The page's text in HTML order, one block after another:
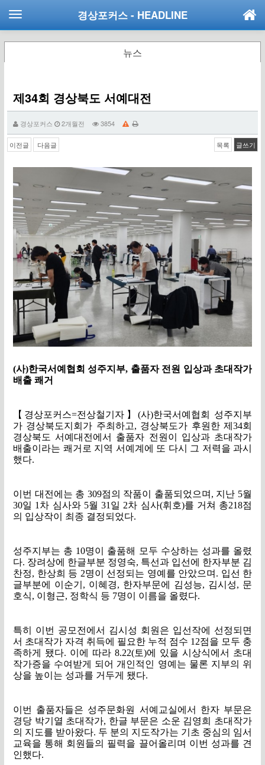
경상포커스 - HEADLINE
뉴스
제34회 경상북도 서예대전
경상포커스 2개월전 3854
이전글 다음글 목록 글쓰기
(사)한국서예협회 성주지부, 출품자 전원 입상과 초대작가
배출 쾌거
【 경상포커스=전상철기자 】 (사)한국서예협회 성주지부
가 경상북도지회가 주최하고, 경상북도가 후원한 제34회
경상북도 서예대전에서 출품자 전원이 입상과 초대작가
배출이라는 쾌거로 지역 서예계에 또 다시 그 저력을 과시
했다.
이번 대전에는 총 309점의 작품이 출품되었으며 , 지난 5월
30일 1 차 심사와 5월 31 일 2차 심사(휘호)를 거쳐 총218점
의 입상작이 최종 결정되었다.
성주지부는 총 10명이 출품해 모두 수상하는 성과를 올렸
다. 장려상에 한글부분 정영숙, 특선과 입선에 한자부분 김
찬정, 한상희 등 2명이 선정되는 영예를 안았으며 . 입선 한
글부분에 이순기 , 이혜경, 한자부문에 김성능, 김시성, 문
호식, 이형근, 정학식 등 7명이 이름을 올렸다.
특히 이번 공모전에서 김시성 회원은 입선작에 선정되면
서 초대작가 자격 취득에 필요한 누적 점수 12점을 모두 충
족하게 됐다. 이에 따라 8.22(토)에 있을 시상식에서 초대
작가증을 수여받게 되어 개인적인 영예는 물론 지부의 위
상을 높이는 성과를 거두게 됐다.
이번 출품자들은 성주문화원 서예교실에서 한자 부문은
경당 박기열 초대작가, 한글 부문은 소운 김영희 초대작가
의 지도를 받아왔다. 두 분의 지도작가는 기초 중심의 임서
교육을 통해 회원들의 필력을 끌어올리며 이번 성과를 견
인했다.